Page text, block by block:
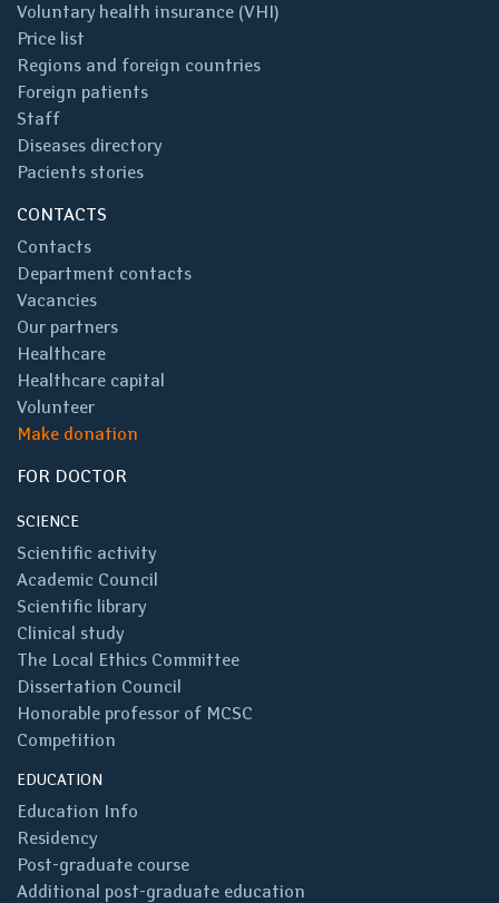
Voluntary health insurance (VHI)
Price list
Regions and foreign countries
Foreign patients
Staff
Diseases directory
Pacients stories
CONTACTS
Contacts
Department contacts
Vacancies
Our partners
Healthcare
Healthcare capital
Volunteer
Make donation
FOR DOCTOR
SCIENCE
Scientific activity
Academic Council
Scientific library
Clinical study
The Local Ethics Committee
Dissertation Council
Honorable professor of MCSC
Competition
EDUCATION
Education Info
Residency
Post-graduate course
Additional post-graduate education